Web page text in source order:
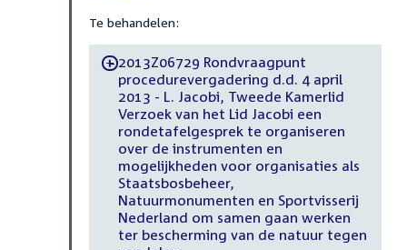
Te behandelen:
-2013Z06729 Rondvraagpunt
procedurevergadering d.d. 4 april
2013 - L. Jacobi, Tweede Kamerlid
Verzoek van het Lid Jacobi een
rondetafelgesprek te organiseren
over de instrumenten en
mogelijkheden voor organisaties als
Staatsbosbeheer,
Natuurmonumenten en Sportvisserij
Nederland om samen gaan werken
ter bescherming van de natuur tegen